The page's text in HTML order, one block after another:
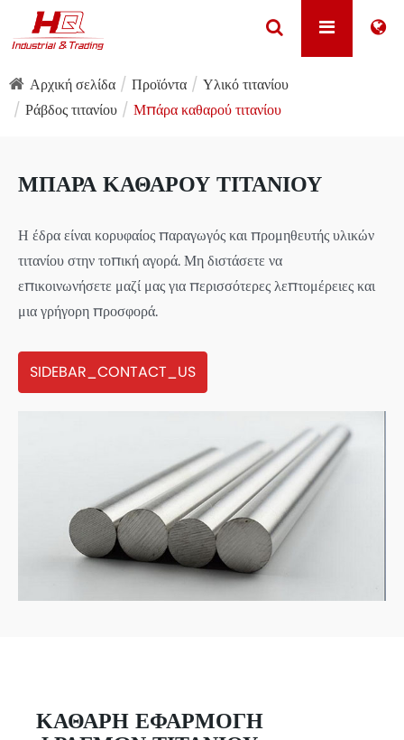
Αρχική σελίδα Προϊόντα
Υλικό τιτανίου
Ράβδος τιτανίου
Μπάρα καθαρού τιτανίου
ΜΠΆΡΑ ΚΑΘΑΡΟΎ ΤΙΤΑΝΊΟΥ
Η έδρα είναι κορυφαίος παραγωγός και προμηθευτής υλικών
τιτανίου στην τοπική αγορά. Μη διστάσετε να
επικοινωνήσετε μαζί μας για περισσότερες λεπτομέρειες και
μια γρήγορη προσφορά.
SIDEBAR_CONTACT_US
ΚΑΘΑΡΉ ΕΦΑΡΜΟΓΉ